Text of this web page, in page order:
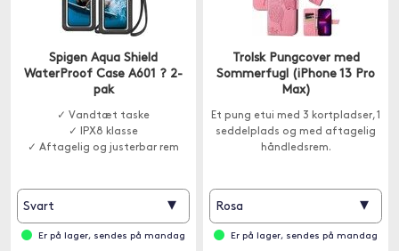
Spigen Aqua Shield
WaterProof Case A601 ? 2-
pak
✓ Vandtæt taske
✓ IPX8 klasse
✓ Aftagelig og justerbar rem
Svart ▾
Er på lager, sendes på mandag
Trolsk Pungcover med
Sommerfugl (iPhone 13 Pro
Max)
Et pung etui med 3 kortpladser, 1
seddelplads og med aftagelig
håndledsrem.
Rosa ▾
Er på lager, sendes på mandag